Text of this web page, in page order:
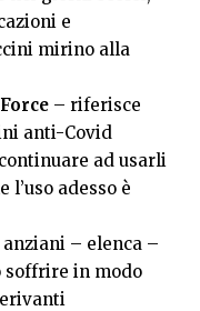
e
mirino alla
– riferisce
anti-Covid
ad usarli
l’uso adesso è
– elenca –
soffrire in modo